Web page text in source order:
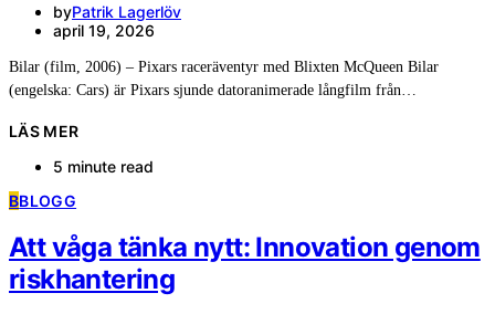
byPatrik Lagerlöv
april 19, 2026
Bilar (film, 2006) – Pixars raceräventyr med Blixten McQueen Bilar
(engelska: Cars) är Pixars sjunde datoranimerade långfilm från…
LÄS MER
5 minute read
BBLOGG
Att våga tänka nytt: Innovation genom
riskhantering